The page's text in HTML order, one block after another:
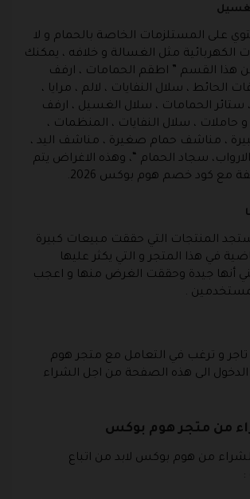
على المستلزمات الخاصة بالحمام و لا
الكهربائية مثل الغسالة و خلافه ، يمكنك
هذا القسم ” اطقم الحمامات ، ارفف
الحائط ، سلال النفايات ، لالم ، مرايا ،
ستائر الحمامات ، سلال الغسيل ، ارفف
حاملات ، سلال النفايات ، المنظمات ،
، مناشف حمام صغيرة ، مناشف اليد ،
سجاد الحمام “، وهذه الاغراض يتم
مع كود خصم هوم بوكس 2026.
المنتجات التي حققت مبيعات كبيرة
في هذا المتجر و التي يكثر عليها
أنها جيدة وحققت الغرض منها و اعجب
.
تاجر و ترغب في التعامل مع متجر هوم
الى هذه الصفحة من اجل الشراء
من متجر هوم بوكس
من هوم بوكس لابد من اتباع
: